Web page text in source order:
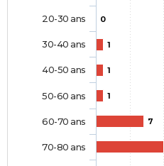
0
1
1
1
7
20-30 ans
30-40 ans
40-50 ans
50-60 ans
60-70 ans
70-80 ans